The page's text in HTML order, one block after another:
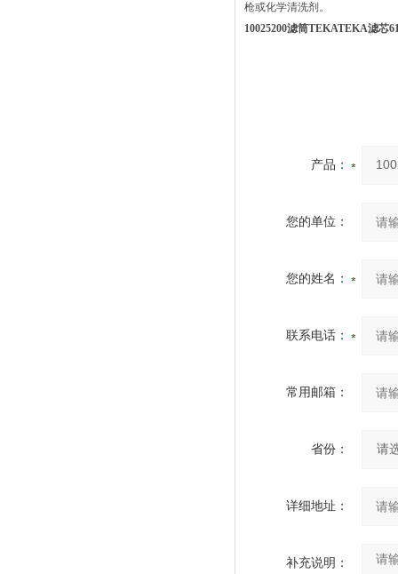
枪或化学清洗剂。
10025200滤筒TEKATEKA滤芯
产品：
您的单位：
您的姓名：
联系电话：
常用邮箱：
省份：
详细地址：
补充说明：